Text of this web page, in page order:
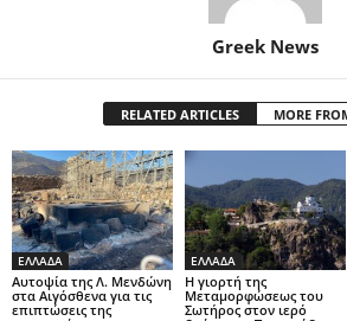
Greek News
RELATED ARTICLES MORE
ΕΛΛΑΔΑ
Αυτοψία της Λ. Μενδώνη
στα Αιγόσθενα για τις
επιπτώσεις της
ΕΛΛΑΔΑ
Η γιορτή της
Μεταμορφώσεως του
Σωτήρος στον ιερό